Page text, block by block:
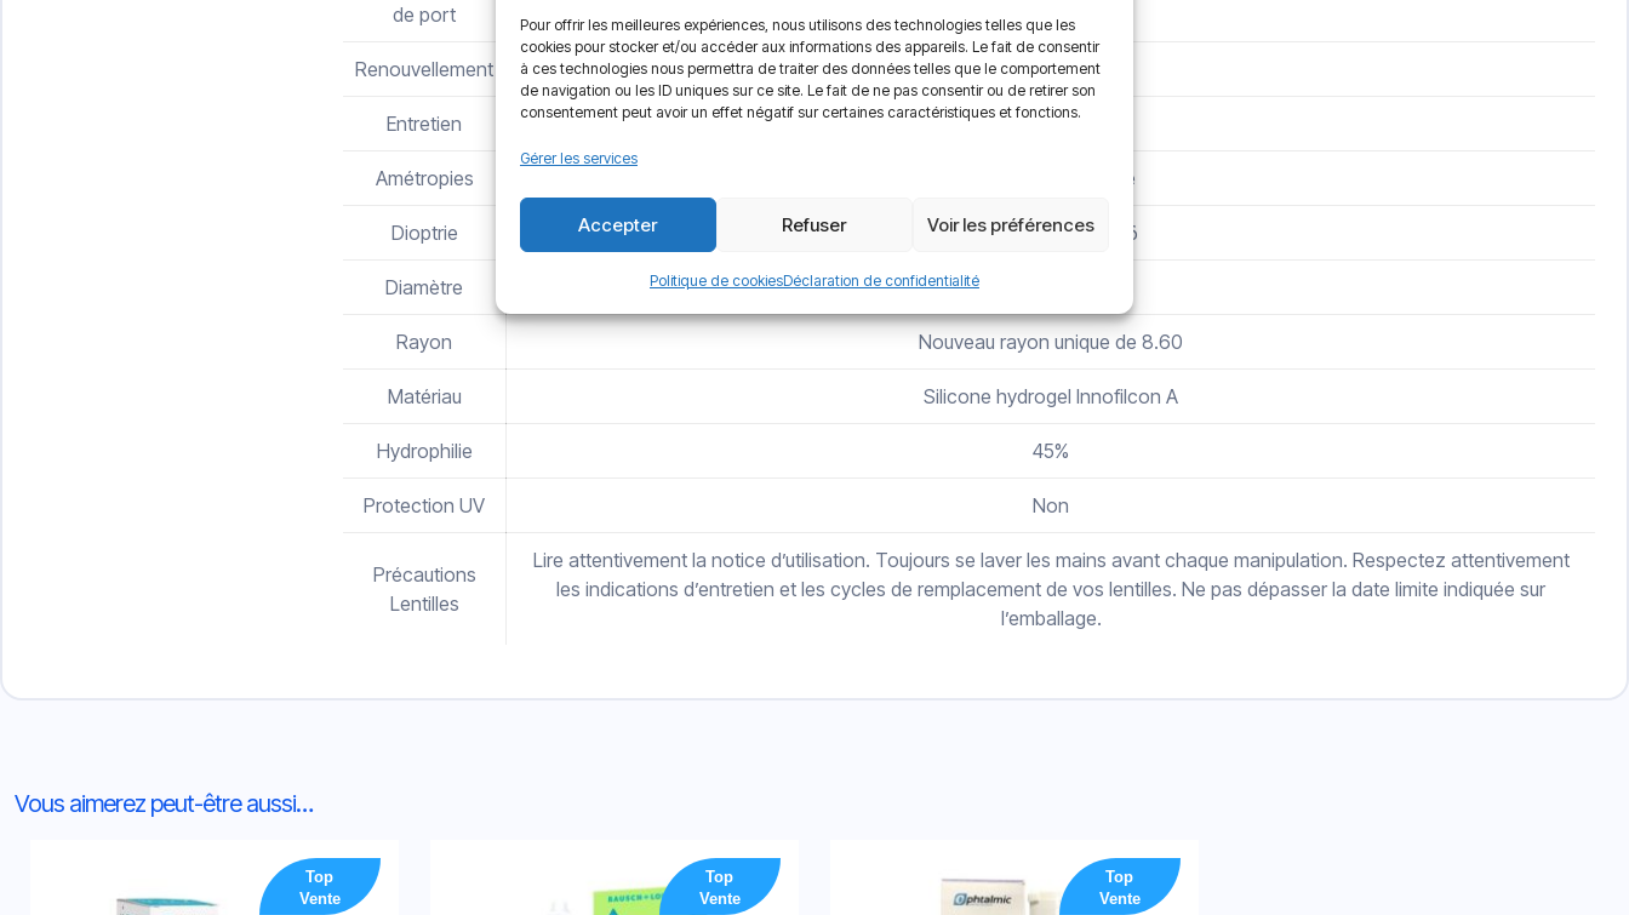
Pour offrir les meilleures expériences, nous utilisons des technologies telles que les
cookies pour stocker et/ou accéder aux informations des appareils. Le fait de consentir
à ces technologies nous permettra de traiter des données telles que le comportement
de navigation ou les ID uniques sur ce site. Le fait de ne pas consentir ou de retirer son
consentement peut avoir un effet négatif sur certaines caractéristiques et fonctions.
Gérer les services
Accepter Refuser Voir les préférences
Politique de cookiesDéclaration de confidentialité
de port
Renouvellement 30 jours
Entretien Oui
Amétropies Amétropie Spérique
Dioptrie De -12.00 à +8.00 δ
Diamètre
Rayon Nouveau rayon unique de 8.60
Matériau Silicone hydrogel Innofilcon A
Hydrophilie 45%
Protection UV Non
Précautions
Lentilles
Lire attentivement la notice d’utilisation. Toujours se laver les mains avant chaque manipulation. Respectez attentivement
les indications d’entretien et les cycles de remplacement de vos lentilles. Ne pas dépasser la date limite indiquée sur
l’emballage.
Vous aimerez peut-être aussi…
Top
Vente
Top
Vente
Top
Vente